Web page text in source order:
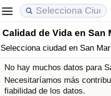
Calidad de Vida en San
Selecciona ciudad en San
No hay muchos datos para
Necesitaríamos más
fiabilidad de los datos.
Coste de vida
Índice de Costo de Vida
Precios de las propiedades
Índice de Precios de
Calidad de Vida
Índice de Calidad de Vida